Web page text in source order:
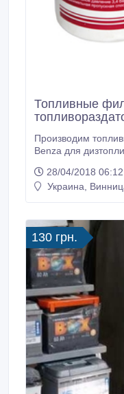
Топливные
Производим
Benza для дизтоплива, бензина, керосина и
ведомственных, частных и коммерческих АЗС,
напорных и
28/04/2018 06:12
Украина,
130 грн.